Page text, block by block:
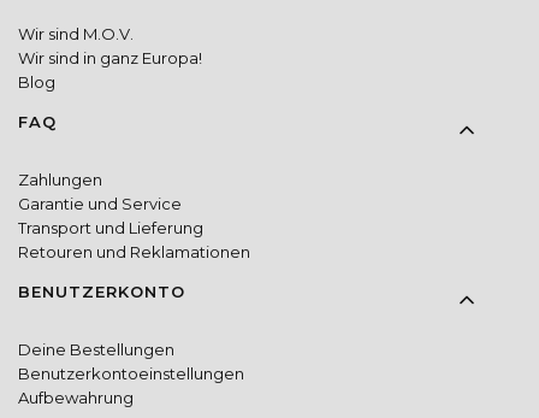
Wir sind M.O.V.
Wir sind in ganz Europa!
Blog
FAQ
Zahlungen
Garantie und Service
Transport und Lieferung
Retouren und Reklamationen
BENUTZERKONTO
Deine Bestellungen
Benutzerkontoeinstellungen
Aufbewahrung